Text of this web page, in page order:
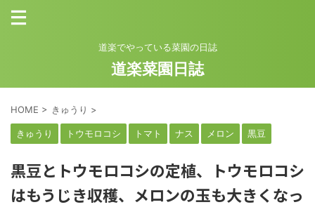
道楽でやっている菜園の日誌
道楽菜園日誌
HOME > きゅうり >
きゅうり トウモロコシ トマト ナス メロン 黒豆
黒豆とトウモロコシの定植、トウモロコシ
はもうじき収穫、メロンの玉も大きくなっ